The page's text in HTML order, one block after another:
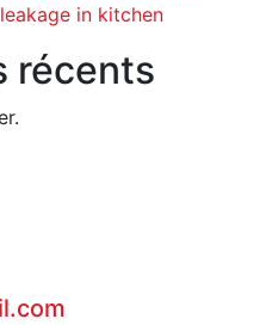
in kitchen
récents